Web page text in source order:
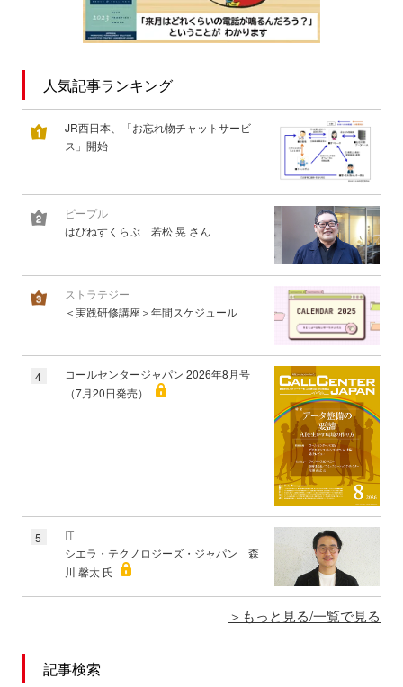
人気記事ランキング
JR西日本、「お忘れ物チャットサービ
ス」開始
ピープル
はぴねすくらぶ 若松 晃 さん
ストラテジー
＜実践研修講座＞年間スケジュール
4
コールセンタージャパン 2026年8月号
（7月20日発売）
5
IT
シエラ・テクノロジーズ・ジャパン 森
川 馨太 氏
もっと見る/一覧で見る
記事検索